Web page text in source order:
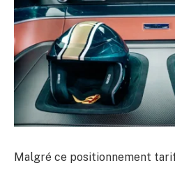
Malgré ce positionnement